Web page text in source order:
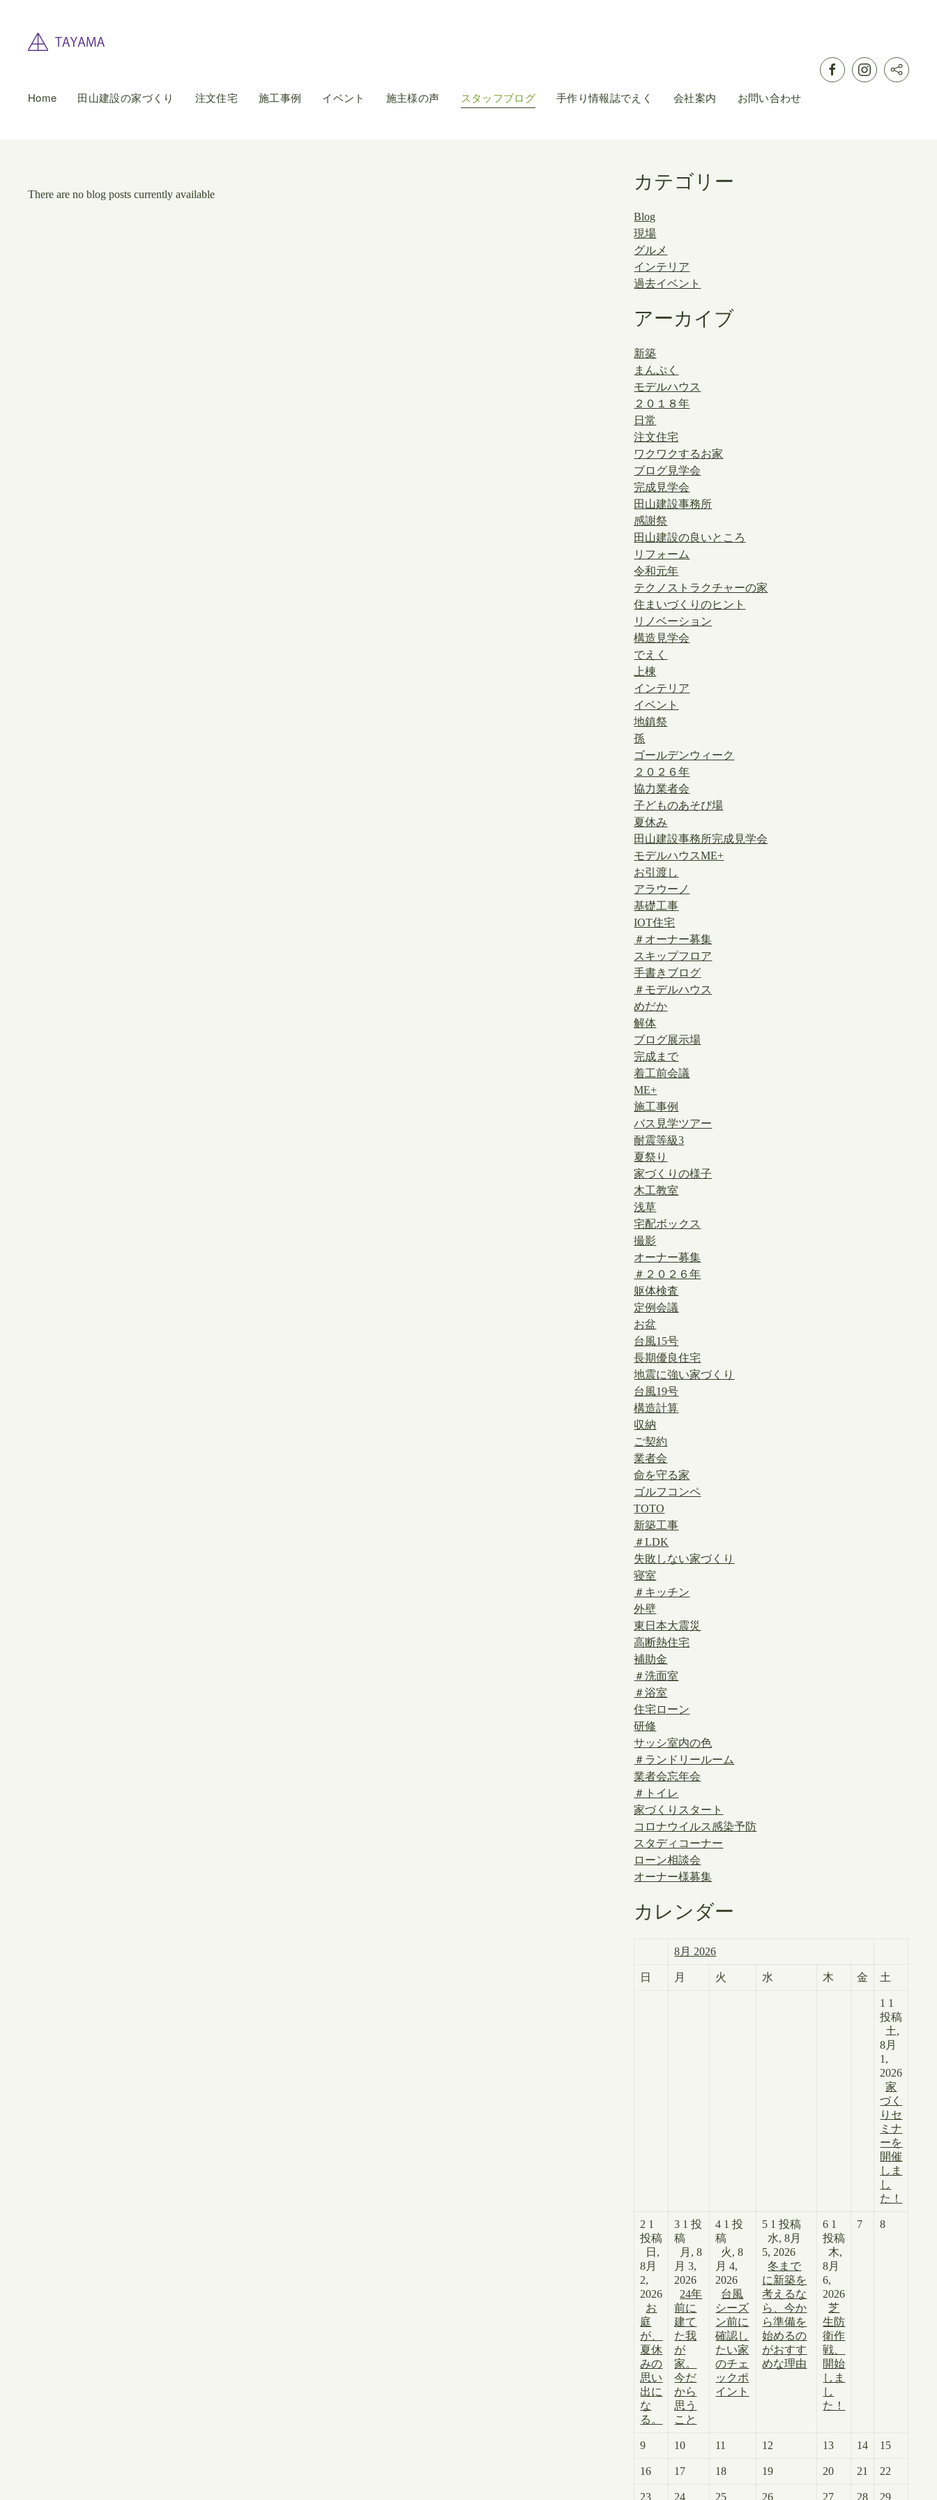
Home 田山建設の家づくり 注文住宅 施工事例 イベント 施主様の声 スタッフブログ 手作り情報誌でえく 会社案内 お問い合わせ
There are no blog posts currently available
カテゴリー
Blog
現場
グルメ
インテリア
過去イベント
アーカイブ
新築
まんぷく
モデルハウス
２０１８年
日常
注文住宅
ワクワクするお家
ブログ見学会
完成見学会
田山建設事務所
感謝祭
田山建設の良いところ
リフォーム
令和元年
テクノストラクチャーの家
住まいづくりのヒント
リノベーション
構造見学会
でえく
上棟
インテリア
イベント
地鎮祭
孫
ゴールデンウィーク
２０２６年
協力業者会
子どものあそび場
夏休み
田山建設事務所完成見学会
モデルハウスME+
お引渡し
アラウーノ
基礎工事
IOT住宅
＃オーナー募集
スキップフロア
手書きブログ
＃モデルハウス
めだか
解体
ブログ展示場
完成まで
着工前会議
ME+
施工事例
バス見学ツアー
耐震等級3
夏祭り
家づくりの様子
木工教室
浅草
宅配ボックス
撮影
オーナー募集
＃２０２６年
躯体検査
定例会議
お盆
台風15号
長期優良住宅
地震に強い家づくり
台風19号
構造計算
収納
ご契約
業者会
命を守る家
ゴルフコンペ
TOTO
新築工事
＃LDK
失敗しない家づくり
寝室
＃キッチン
外壁
東日本大震災
高断熱住宅
補助金
＃洗面室
＃浴室
住宅ローン
研修
サッシ室内の色
＃ランドリールーム
業者会忘年会
＃トイレ
家づくりスタート
コロナウイルス感染予防
スタディコーナー
ローン相談会
オーナー様募集
カレンダー
8月 2026
日 月 火 水 木 金 土
1 1
投稿
土,
8月
1,
2026
家
づく
りセ
ミナ
ーを
開催
しま
し
た！
2 1
投稿
日,
8月
2,
2026
お
庭
が、
夏休
みの
思い
出に
な
る。
3 1 投
稿
月, 8
月 3,
2026
24年
前に
建て
た我
が
家。
今だ
から
思う
こと
4 1 投
稿
火, 8
月 4,
2026
台風
シーズ
ン前に
確認し
たい家
のチェ
ックポ
イント
5 1 投稿
水, 8月
5, 2026
冬まで
に新築を
考えるな
ら、今か
ら準備を
始めるの
がおすす
めな理由
6 1
投稿
木,
8月
6,
2026
芝
生防
衛作
戦、
開始
しま
し
た！
7 8
9 10 11 12 13 14 15
16 17 18 19 20 21 22
23 24 25 26 27 28 29